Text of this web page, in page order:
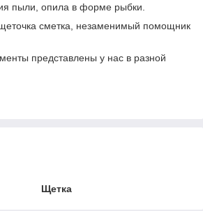
пыли, опила в форме рыбки.
сметка, незаменимый помощник
представлены у нас в разной
Щетка